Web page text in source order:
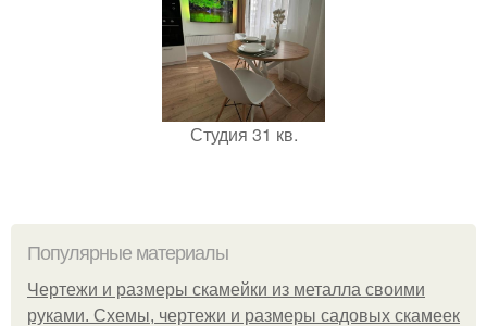
Студия 31 кв.
Популярные материалы
Чертежи и размеры скамейки из металла своими
руками. Схемы, чертежи и размеры садовых скамеек